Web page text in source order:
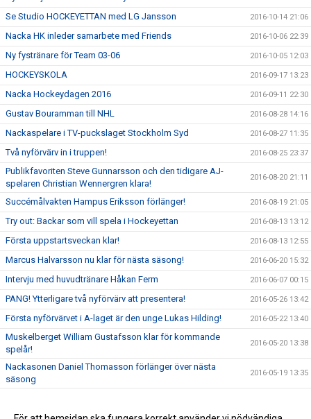
Se Studio HOCKEYETTAN med LG Jansson 2016-10-14 21:06
Nacka HK inleder samarbete med Friends 2016-10-06 22:39
Ny fystränare för Team 03-06 2016-10-05 12:03
HOCKEYSKOLA 2016-09-17 13:23
Nacka Hockeydagen 2016 2016-09-11 22:30
Gustav Bouramman till NHL 2016-08-28 14:16
Nackaspelare i TV-puckslaget Stockholm Syd 2016-08-27 11:35
Två nyförvärv in i truppen! 2016-08-25 23:37
Publikfavoriten Steve Gunnarsson och den tidigare AJ-
spelaren Christian Wennergren klara!
2016-08-20 21:11
Succémålvakten Hampus Eriksson förlänger! 2016-08-19 21:05
Try out: Backar som vill spela i Hockeyettan 2016-08-13 13:12
Första uppstartsveckan klar! 2016-08-13 12:55
Marcus Halvarsson nu klar för nästa säsong! 2016-06-20 15:32
Intervju med huvudtränare Håkan Ferm 2016-06-07 00:15
PANG! Ytterligare två nyförvärv att presentera! 2016-05-26 13:42
Första nyförvärvet i A-laget är den unge Lukas Hilding! 2016-05-22 13:40
Muskelberget William Gustafsson klar för kommande
spelår!
2016-05-20 13:38
Nackasonen Daniel Thomasson förlänger över nästa
säsong
2016-05-19 13:35
Philip Nilsson Fornes klar för säsong 2016/2017